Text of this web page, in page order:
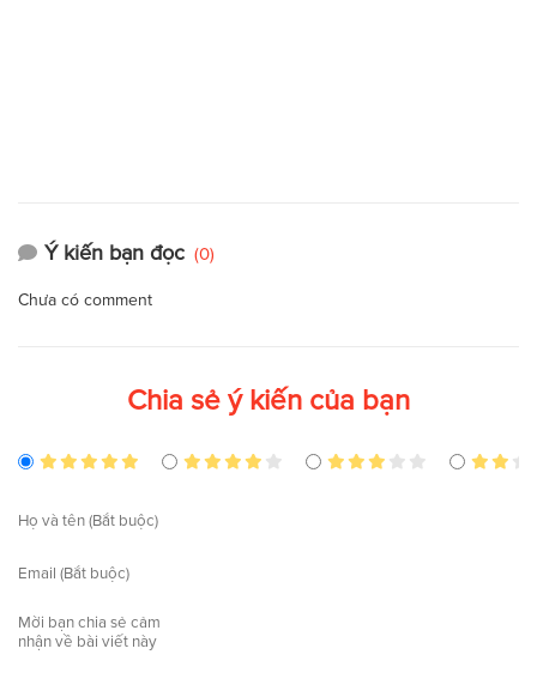
Ý kiến bạn đọc (0)
Chưa có comment
Chia sẻ ý kiến của bạn